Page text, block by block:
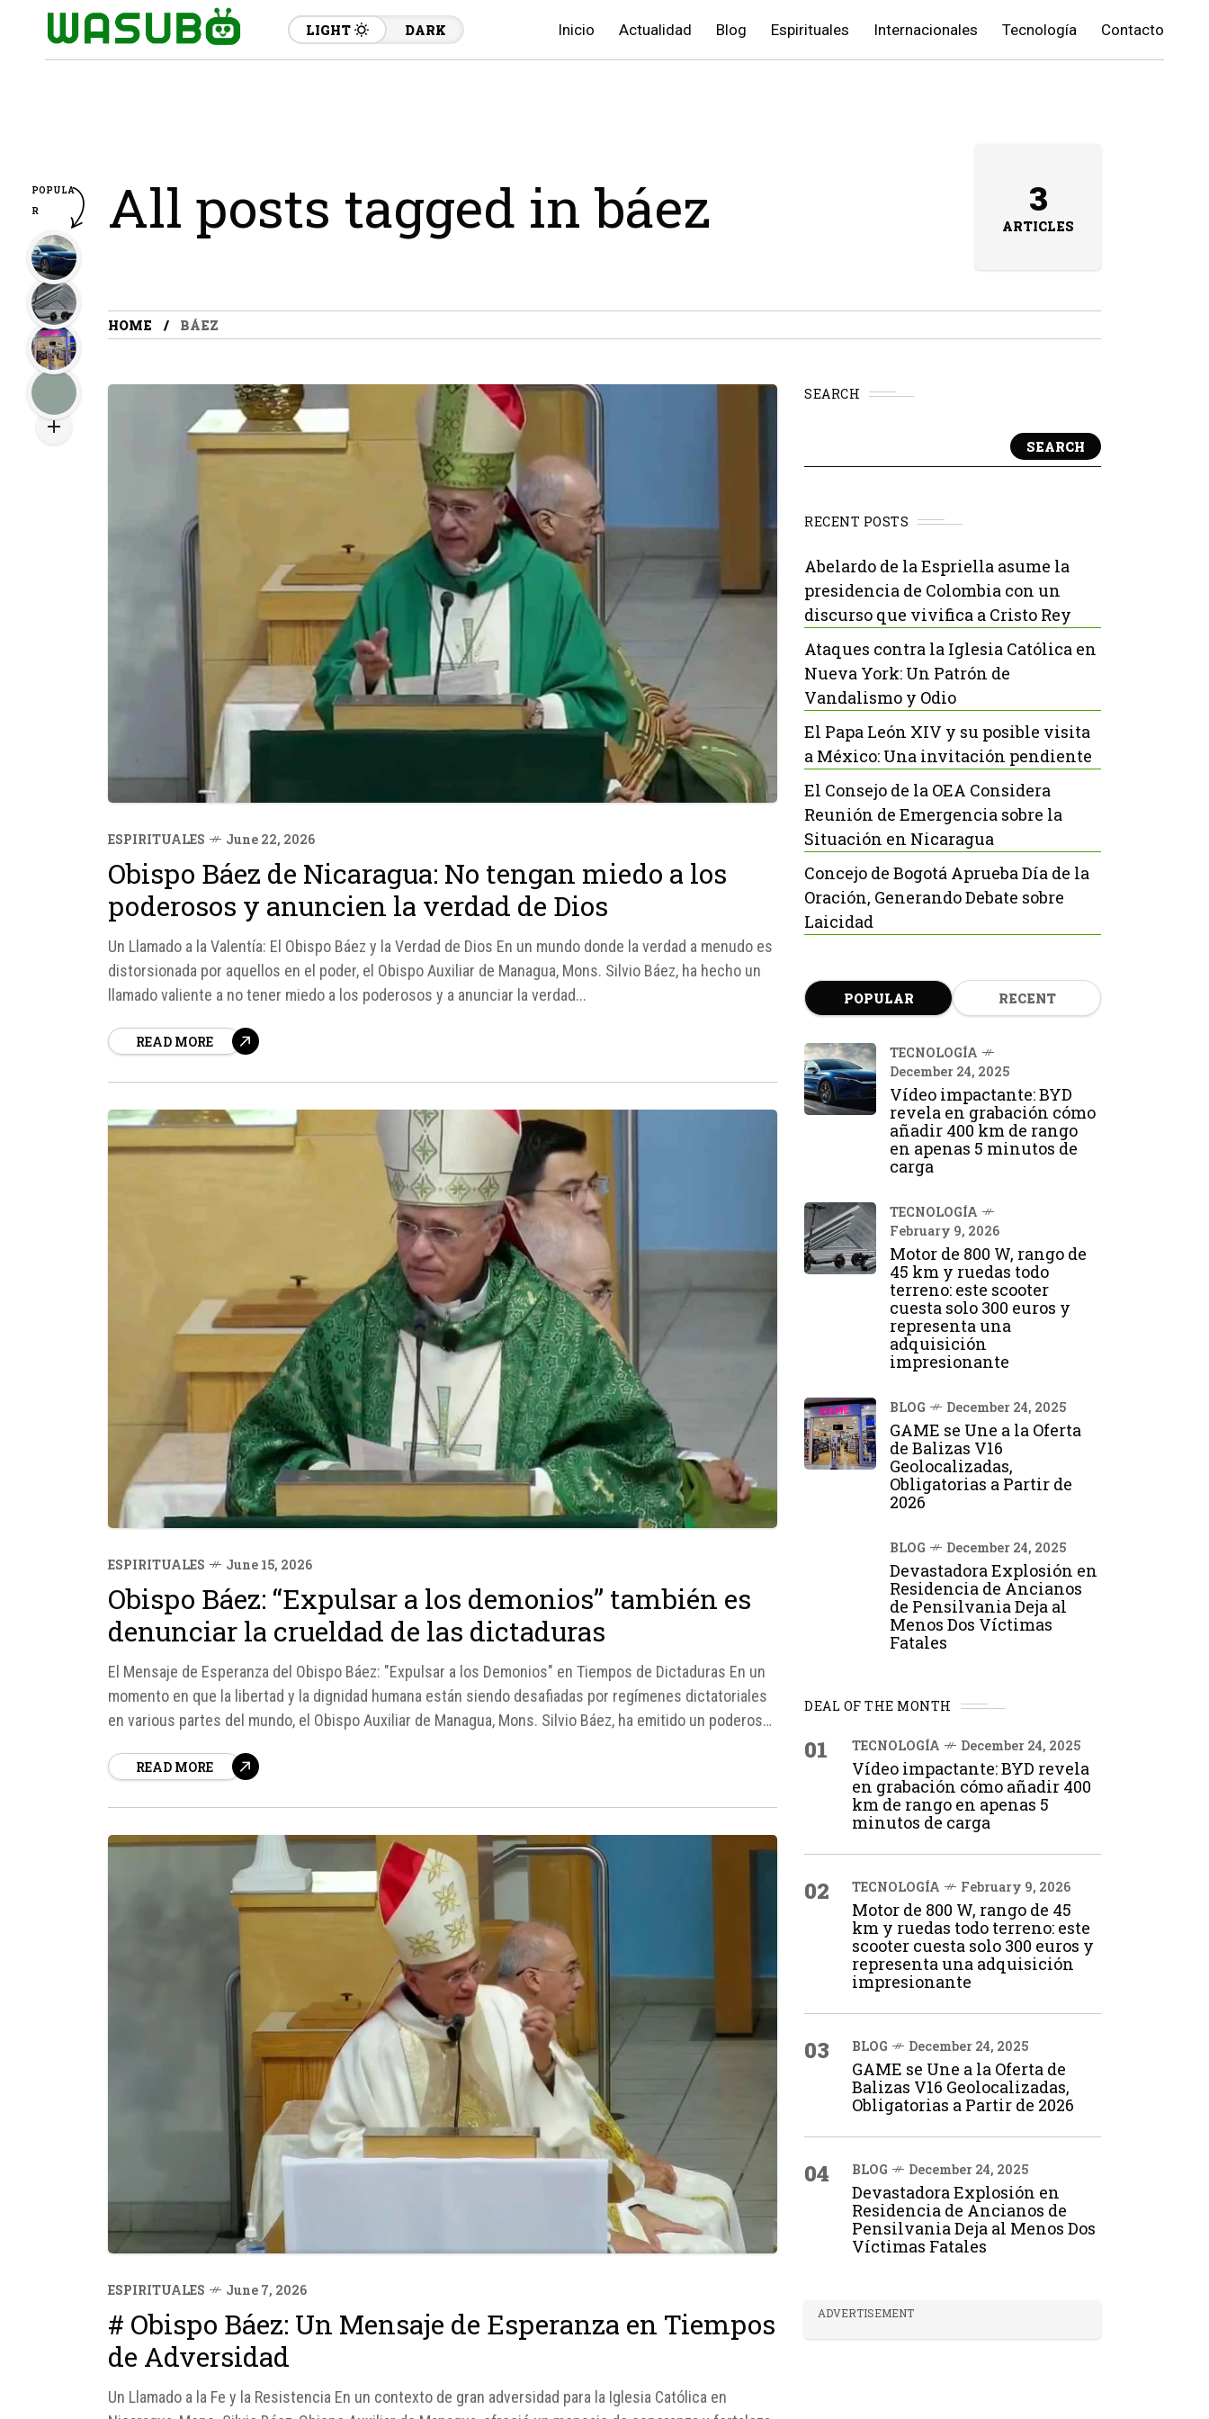
LIGHT DARK Inicio Actualidad Blog Espirituales Internacionales Tecnología Contacto
All posts tagged in báez 3
ARTICLES
HOME BÁEZ
ESPIRITUALES June 22, 2026
Obispo Báez de Nicaragua: No tengan miedo a los
poderosos y anuncien la verdad de Dios
Un Llamado a la Valentía: El Obispo Báez y la Verdad de Dios En un mundo donde la verdad a menudo es
distorsionada por aquellos en el poder, el Obispo Auxiliar de Managua, Mons. Silvio Báez, ha hecho un
llamado valiente a no tener miedo a los poderosos y a anunciar la verdad...
READ MORE
ESPIRITUALES June 15, 2026
Obispo Báez: “Expulsar a los demonios” también es
denunciar la crueldad de las dictaduras
El Mensaje de Esperanza del Obispo Báez: "Expulsar a los Demonios" en Tiempos de Dictaduras En un
momento en que la libertad y la dignidad humana están siendo desafiadas por regímenes dictatoriales
en various partes del mundo, el Obispo Auxiliar de Managua, Mons. Silvio Báez, ha emitido un poderoso
READ MORE
ESPIRITUALES June 7, 2026
# Obispo Báez: Un Mensaje de Esperanza en Tiempos
de Adversidad
Un Llamado a la Fe y la Resistencia En un contexto de gran adversidad para la Iglesia Católica en
SEARCH
SEARCH
RECENT POSTS
Abelardo de la Espriella asume la
presidencia de Colombia con un
discurso que vivifica a Cristo Rey
Ataques contra la Iglesia Católica en
Nueva York: Un Patrón de
Vandalismo y Odio
El Papa León XIV y su posible visita
a México: Una invitación pendiente
El Consejo de la OEA Considera
Reunión de Emergencia sobre la
Situación en Nicaragua
Concejo de Bogotá Aprueba Día de la
Oración, Generando Debate sobre
Laicidad
POPULAR RECENT
TECNOLOGÍA
December 24, 2025
Vídeo impactante: BYD
revela en grabación cómo
añadir 400 km de rango
en apenas 5 minutos de
carga
TECNOLOGÍA
February 9, 2026
Motor de 800 W, rango de
45 km y ruedas todo
terreno: este scooter
cuesta solo 300 euros y
representa una
adquisición
impresionante
BLOG December 24, 2025
GAME se Une a la Oferta
de Balizas V16
Geolocalizadas,
Obligatorias a Partir de
2026
BLOG December 24, 2025
Devastadora Explosión en
Residencia de Ancianos
de Pensilvania Deja al
Menos Dos Víctimas
Fatales
DEAL OF THE MONTH
01 TECNOLOGÍA December 24, 2025
Vídeo impactante: BYD revela
en grabación cómo añadir 400
km de rango en apenas 5
minutos de carga
02 TECNOLOGÍA February 9, 2026
Motor de 800 W, rango de 45
km y ruedas todo terreno: este
scooter cuesta solo 300 euros y
representa una adquisición
impresionante
03 BLOG December 24, 2025
GAME se Une a la Oferta de
Balizas V16 Geolocalizadas,
Obligatorias a Partir de 2026
04 BLOG December 24, 2025
Devastadora Explosión en
Residencia de Ancianos de
Pensilvania Deja al Menos Dos
Víctimas Fatales
ADVERTISEMENT
POPULA
R